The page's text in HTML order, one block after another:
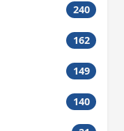
240
162
149
140